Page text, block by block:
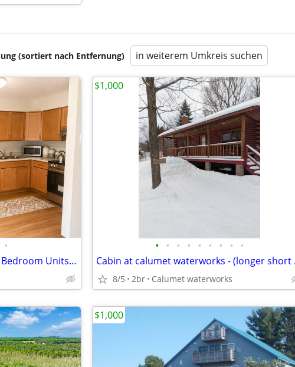
(sortiert nach Entfernung) in weiterem Umkreis suchen
•
Birchwood Apartments 2 & 3 Bedroom Units-Rent Based on Income! $0-1511
• • • • • • • • •
8/5 2br Calumet waterworks
$1,000
$1,000